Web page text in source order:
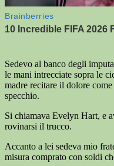
Sedevo al banco degli
le mani intrecciate sopra le
madre recitare il dolore
specchio.
Si chiamava Evelyn Hart, e
rovinarsi il trucco.
Accanto a lei sedeva mio
misura comprato con soldi